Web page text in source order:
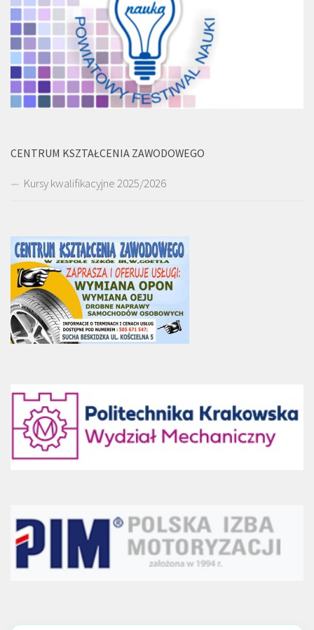
CENTRUM KSZTAŁCENIA ZAWODOWEGO
Kursy kwalifikacyjne 2025/2026